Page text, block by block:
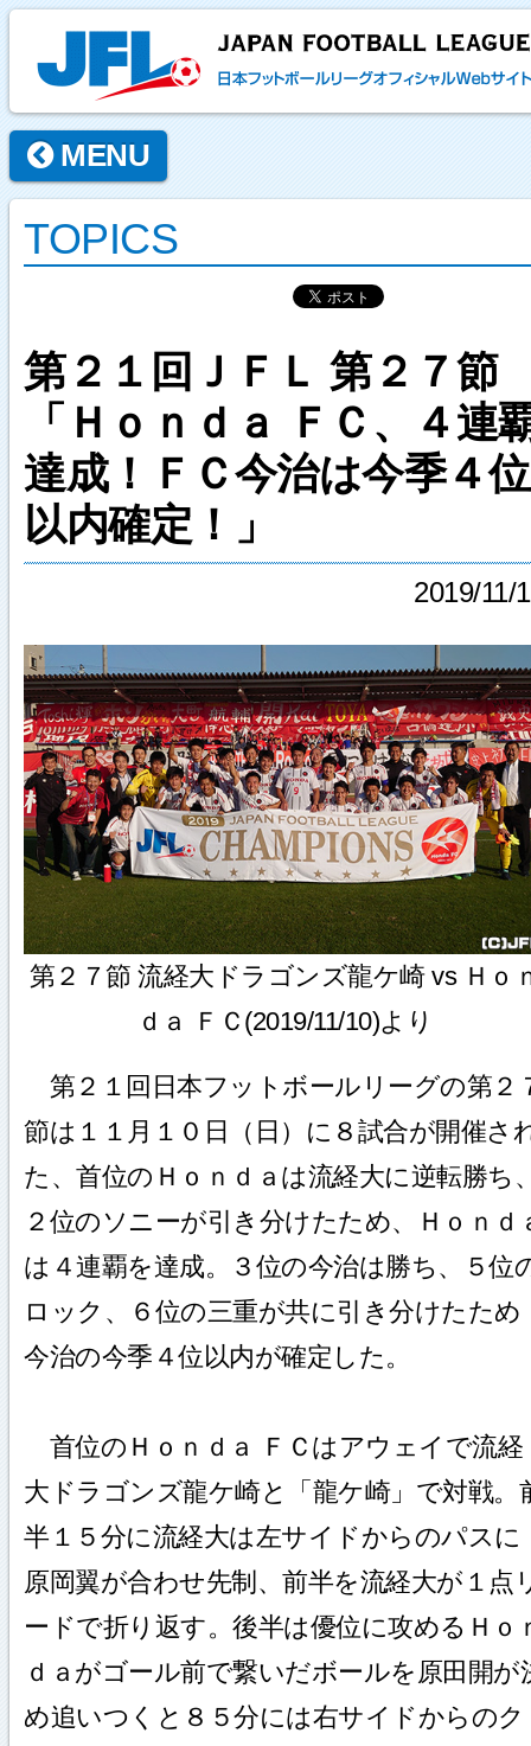
MENU
TOPICS
第２１回ＪＦＬ 第２７節
「Ｈｏｎｄａ ＦＣ、４連
達成！ＦＣ今治は今季４位
以内確定！」
2019/11/
第２７節 流経大ドラゴンズ龍ケ崎 vs Ｈｏ
ｄａ ＦＣ(2019/11/10)より
第２１回日本フットボールリーグの第２
節は１１月１０日（日）に８試合が開催さ
た、首位のＨｏｎｄａは流経大に逆転勝ち
２位のソニーが引き分けたため、Ｈｏｎｄ
は４連覇を達成。３位の今治は勝ち、５位
ロック、６位の三重が共に引き分けたため
今治の今季４位以内が確定した。
首位のＨｏｎｄａ ＦＣはアウェイで流経
大ドラゴンズ龍ケ崎と「龍ケ崎」で対戦。
半１５分に流経大は左サイドからのパスに
原岡翼が合わせ先制、前半を流経大が１点
ードで折り返す。後半は優位に攻めるＨｏ
ｄａがゴール前で繋いだボールを原田開が
め追いつくと８５分には右サイドからのク